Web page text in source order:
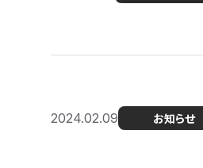
2024.02.09 お知らせ